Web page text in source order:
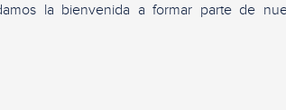
la bienvenida a formar parte de